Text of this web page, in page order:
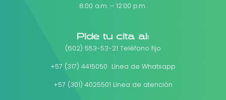
8:00 a.m. – 12:00 p.m.
Pide tu cita al:
(602) 553-53-21 Teléfono fijo
+57 (317) 4415050 Línea de Whatsapp
+57 (301) 4025501 Línea de atención